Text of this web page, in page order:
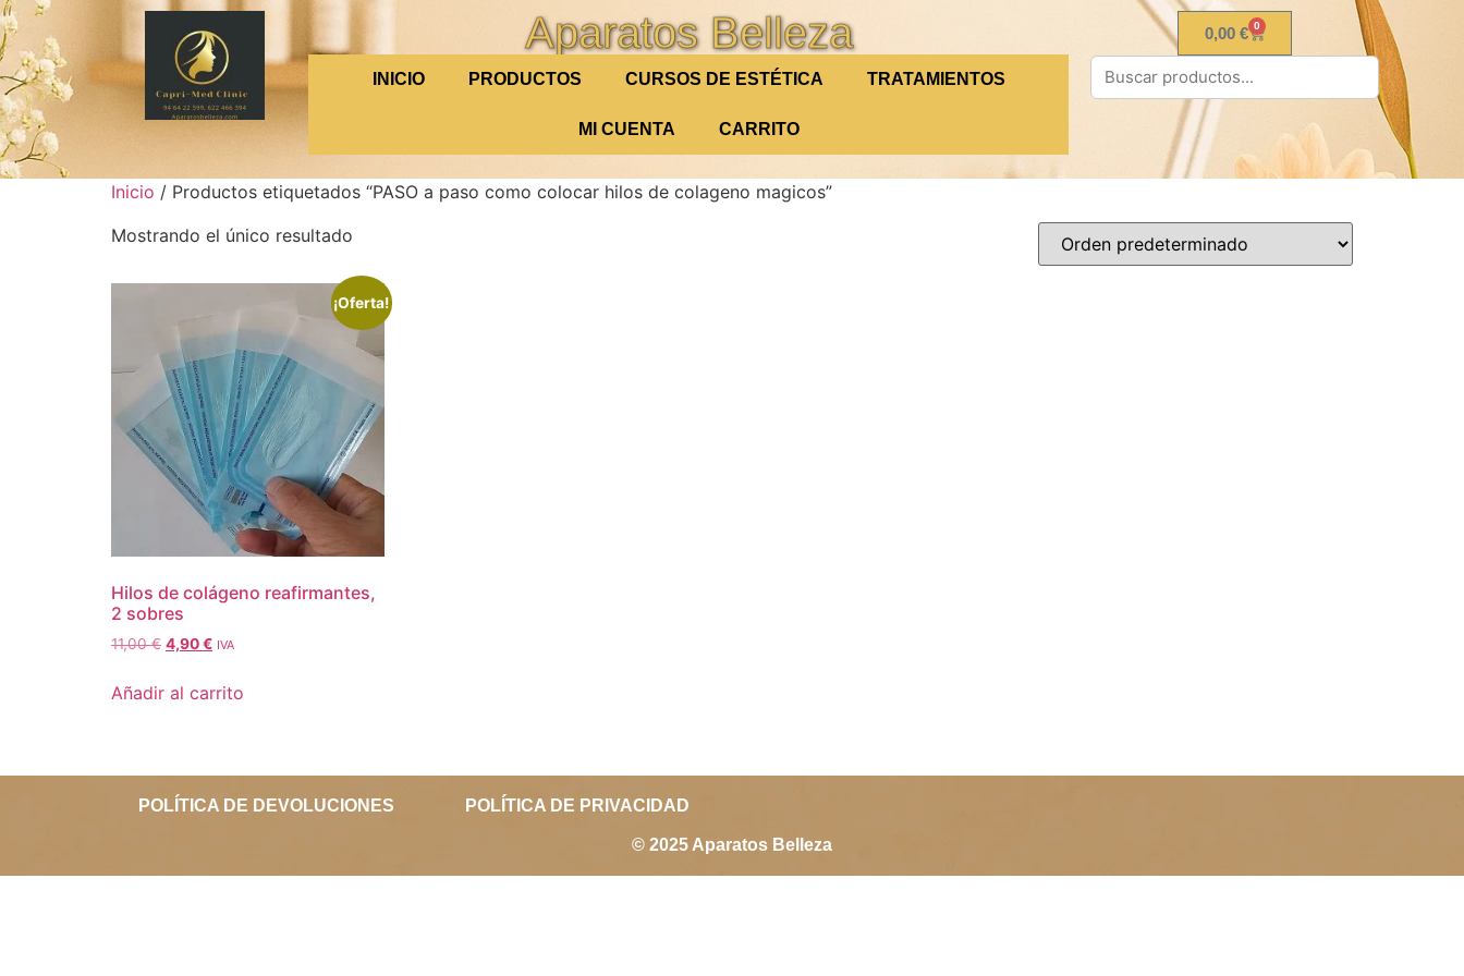
Aparatos Belleza
INICIO PRODUCTOS CURSOS DE ESTÉTICA TRATAMIENTOS
MI CUENTA CARRITO
0,00€ 0
Inicio / Productos etiquetados “PASO a paso como colocar hilos de colageno magicos”
Mostrando el único resultado
¡Oferta!
Hilos de colágeno reafirmantes,
2 sobres
11,00€ 4,90€ IVA
Añadir al carrito
POLÍTICA DE DEVOLUCIONES POLÍTICA DE PRIVACIDAD
© 2025 Aparatos Belleza